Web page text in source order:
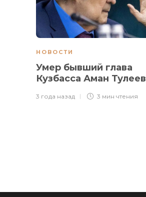
НОВОСТИ
Умер бывший глава
Кузбасса Аман Тулеев
3 года назад 3 мин чтения